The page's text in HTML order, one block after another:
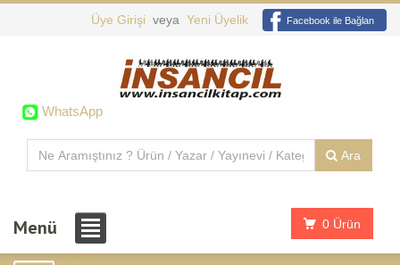
Üye Girişi veya Yeni Üyelik Facebook ile Bağlan
WhatsApp
Ara
0 Ürün
Menü